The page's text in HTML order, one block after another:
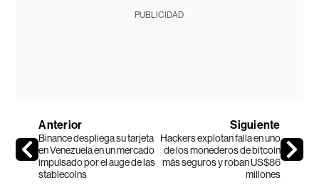
PUBLICIDAD
Anterior
Binance despliega su tarjeta
en Venezuela en un mercado
impulsado por el auge de las
stablecoins
Siguiente
Hackers explotan falla en uno
de los monederos de bitcoin
más seguros y roban US$86
millones